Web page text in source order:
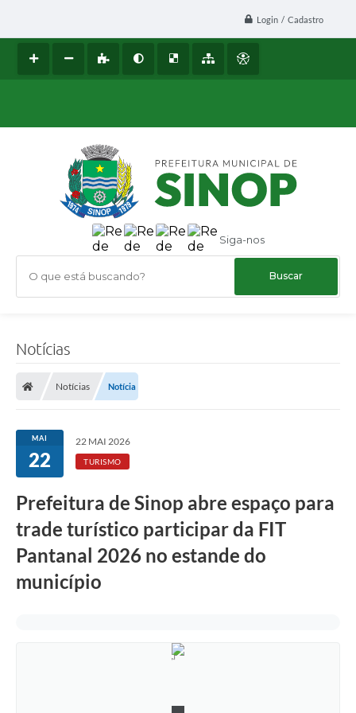
Login / Cadastro
Siga-nos
O que está buscando?
Notícias
Notícias Notícia
MAI
22
22 MAI 2026
TURISMO
Prefeitura de Sinop abre espaço para
trade turístico participar da FIT
Pantanal 2026 no estande do
município